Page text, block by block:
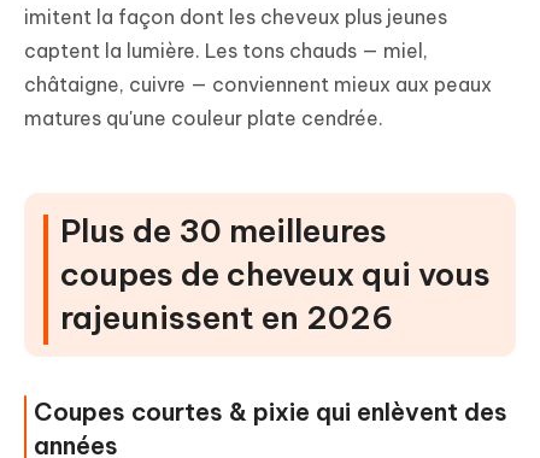
imitent la façon dont les cheveux plus jeunes
captent la lumière. Les tons chauds — miel,
châtaigne, cuivre — conviennent mieux aux peaux
matures qu'une couleur plate cendrée.
Plus de 30 meilleures
coupes de cheveux qui vous
rajeunissent en 2026
Coupes courtes & pixie qui enlèvent des
années